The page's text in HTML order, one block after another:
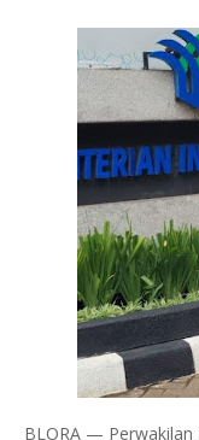
BLORA — Perwakilan